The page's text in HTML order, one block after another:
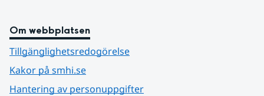
Om webbplatsen
Tillgänglighetsredogörelse
Kakor på smhi.se
Hantering av personuppgifter